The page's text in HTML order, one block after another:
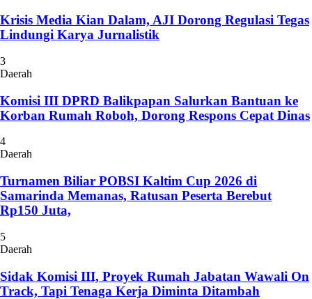
Krisis Media Kian Dalam, AJI Dorong Regulasi Tegas
Lindungi Karya Jurnalistik
3
Daerah
Komisi III DPRD Balikpapan Salurkan Bantuan ke
Korban Rumah Roboh, Dorong Respons Cepat Dinas
4
Daerah
Turnamen Biliar POBSI Kaltim Cup 2026 di
Samarinda Memanas, Ratusan Peserta Berebut
Rp150 Juta,
5
Daerah
Sidak Komisi III, Proyek Rumah Jabatan Wawali On
Track, Tapi Tenaga Kerja Diminta Ditambah